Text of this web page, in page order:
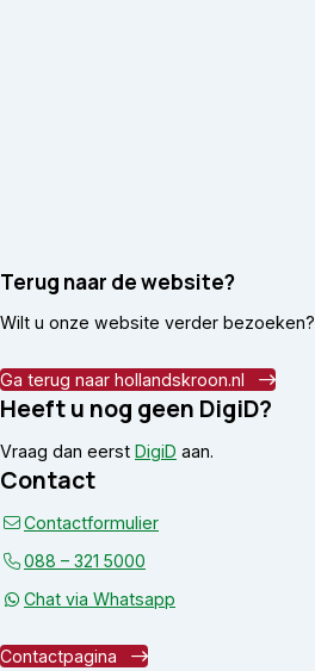
Terug naar de website?
Wilt u onze website verder bezoeken?
Ga terug naar hollandskroon.nl
Heeft u nog geen DigiD?
Vraag dan eerst DigiD aan.
Contact
Contactformulier
088 – 321 5000
Chat via Whatsapp
Contactpagina